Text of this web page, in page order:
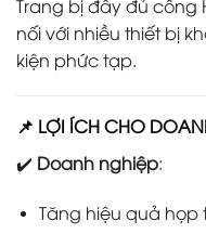
Trang bị đầy đủ cổng
nối với nhiều thiết bị
kiện phức tạp.
📌 LỢI ÍCH CHO
✔️ Doanh nghiệp:
Tăng hiệu quả họp